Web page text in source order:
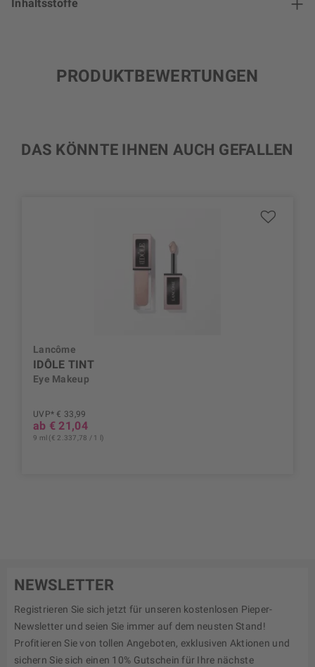
Inhaltsstoffe
PRODUKTBEWERTUNGEN
DAS KÖNNTE IHNEN AUCH GEFALLEN
Lancôme
IDÔLE TINT
Eye Makeup
UVP* € 33,99
ab € 21,04
9 ml (€ 2.337,78 / 1 l)
NEWSLETTER
Registrieren Sie sich jetzt für unseren kostenlosen Pieper-
Newsletter und seien Sie immer auf dem neusten Stand!
Profitieren Sie von tollen Angeboten, exklusiven Aktionen und
sichern Sie sich einen 10% Gutschein für Ihre nächste